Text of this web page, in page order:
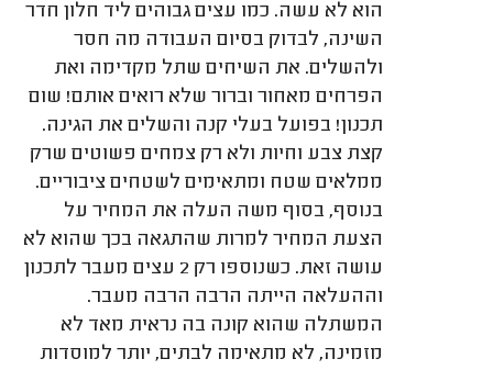
הוא לא עשה. כמו עצים גבוהים ליד חלון חדר
השינה, לבדוק בסיום העבודה מה חסר
ולהשלים. את השיחים שתל מקדימה ואת
הפרחים מאחור וברור שלא רואים אותם! שום
תכנון! בפועל בעלי קנה והשלים את הגינה.
קצת צבע וחיות ולא רק צמחים פשוטים שרק
ממלאים שטח ומתאימים לשטחים ציבוריים.
בנוסף, בסוף משה העלה את המחיר על
הצעת המחיר למרות שהתגאה בכך שהוא לא
עושה זאת. כשנוספו רק 2 עצים מעבר לתכנון
וההעלאה הייתה הרבה הרבה מעבר.
המשתלה שהוא קונה בה נראית מאד לא
מזמינה, לא מתאימה לבתים, יותר למוסדות